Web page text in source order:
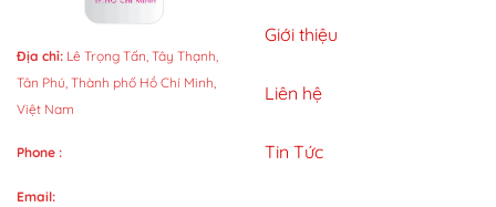
Địa chỉ: Lê Trọng Tấn, Tây Thạnh,
Tân Phú, Thành phố Hồ Chí Minh,
Việt Nam
Phone :
Email:
Giới thiệu
Liên hệ
Tin Tức